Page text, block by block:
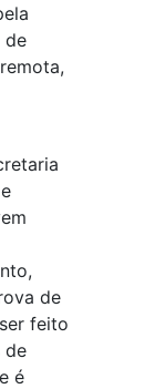
de
de
feito
de
é